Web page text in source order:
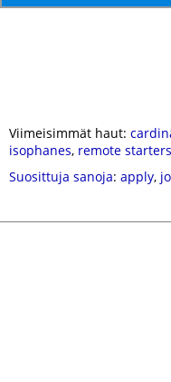
Viimeisimmät haut:
isophanes, remote starters
Suosittuja sanoja: apply,